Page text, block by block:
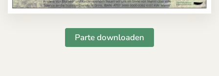
Parte downloaden